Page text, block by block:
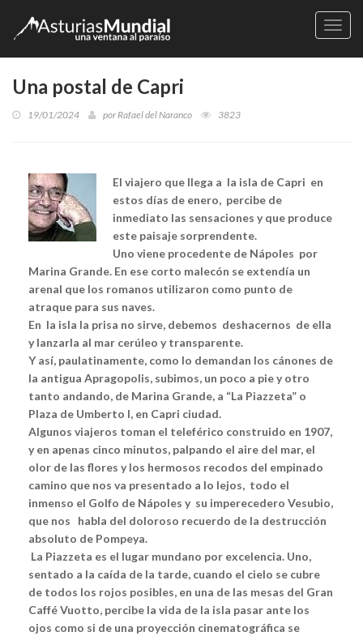
Una postal de Capri
19/01/2024 porRafael del Naranco 3823
El viajero que llega a la isla de Capri en
estos días de enero, percibe de
inmediato las sensaciones y que produce
este paisaje sorprendente.
Uno viene procedente de Nápoles por
Marina Grande. En ese corto malecón se extendía un
arenal que los romanos utilizaron como punto de
atraque para sus naves.
En la isla la prisa no sirve, debemos deshacernos de ella
y lanzarla al mar cerúleo y transparente.
Y así, paulatinamente, como lo demandan los cánones de
la antigua Apragopolis, subimos, un poco a pie y otro
tanto andando, de Marina Grande, a “La Piazzeta” o
Plaza de Umberto I, en Capri ciudad.
Algunos viajeros toman el teleférico construido en 1907,
y en apenas cinco minutos, palpando el aire del mar, el
olor de las flores y los hermosos recodos del empinado
camino que nos va presentado a lo lejos, todo el
inmenso el Golfo de Nápoles y su imperecedero Vesubio,
que nos habla del doloroso recuerdo de la destrucción
absoluto de Pompeya.
La Piazzeta es el lugar mundano por excelencia. Uno,
sentado a la caída de la tarde, cuando el cielo se cubre
de todos los rojos posibles, en una de las mesas del Gran
Caffé Vuotto, percibe la vida de la isla pasar ante los
ojos como si de una proyección cinematográfica se